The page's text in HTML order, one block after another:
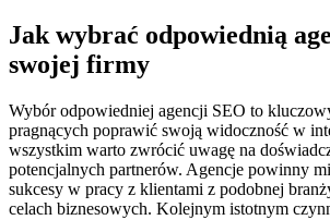
Jak wybrać odpowiednią
swojej firmy
Wybór odpowiedniej agencji SEO to
pragnących poprawić swoją widoczność w
wszystkim warto zwrócić uwagę na
potencjalnych partnerów. Agencje powinny
sukcesy w pracy z klientami z podobnej
celach biznesowych. Kolejnym istotnym